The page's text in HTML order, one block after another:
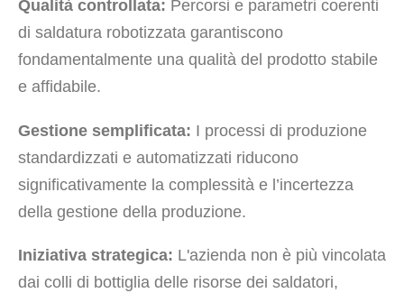
Qualità controllata: Percorsi e parametri coerenti
di saldatura robotizzata garantiscono
fondamentalmente una qualità del prodotto stabile
e affidabile.
Gestione semplificata: I processi di produzione
standardizzati e automatizzati riducono
significativamente la complessità e l’incertezza
della gestione della produzione.
Iniziativa strategica: L'azienda non è più vincolata
dai colli di bottiglia delle risorse dei saldatori,